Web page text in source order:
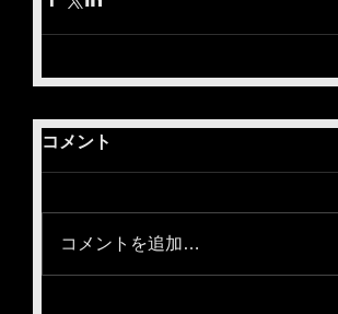
コメント
コメントを追加…